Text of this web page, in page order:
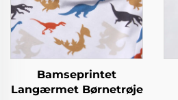
Bamseprintet
Langærmet Børnetrøje